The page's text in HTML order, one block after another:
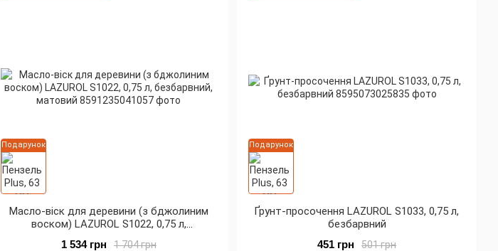
Подарунок
Масло-віск для деревини (з бджолиним
воском) LAZUROL S1022, 0,75 л,
1 704 грн
1 534 грн
Подарунок
Ґрунт-просочення LAZUROL S1033, 0,75 л,
безбарвний
501 грн
451 грн